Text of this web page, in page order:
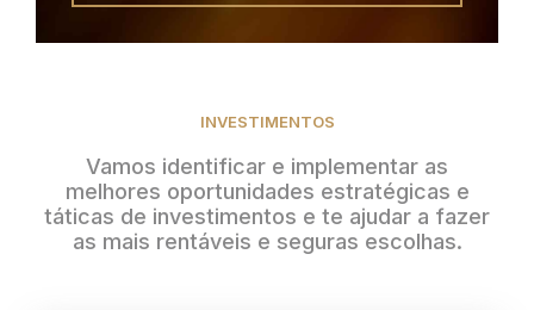
INVESTIMENTOS
Vamos identificar e implementar as
melhores oportunidades estratégicas e
táticas de investimentos e te ajudar a fazer
as mais rentáveis e seguras escolhas.